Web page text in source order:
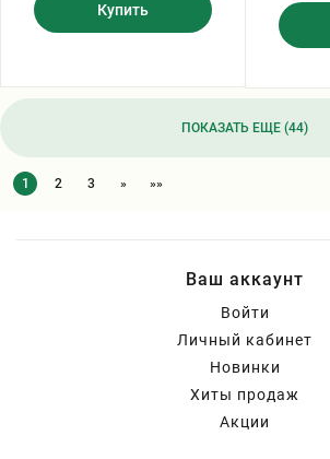
Купить
ПОКАЗАТЬ ЕЩЕ (44)
1 2 3 » »»
Ваш аккаунт
Войти
Личный кабинет
Новинки
Хиты продаж
Акции